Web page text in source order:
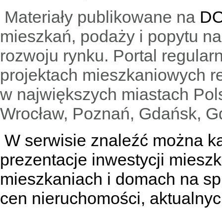
Materiały publikowane na
mieszkań, podaży i popytu
rozwoju rynku. Portal
projektach mieszkaniowych
w największych miastach
Wrocław, Poznań, Gdańsk,
W serwisie znaleźć można
prezentacje inwestycji
mieszkaniach i domach na
cen nieruchomości,